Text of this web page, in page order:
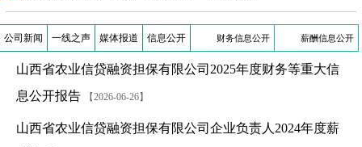
公司新闻 一线之声 媒体报道 信息公开 财务信息公开 薪酬信息公开
山西省农业信贷融资担保有限公司2025年度财务等重大信
息公开报告
【2026-06-26】
山西省农业信贷融资担保有限公司企业负责人2024年度薪